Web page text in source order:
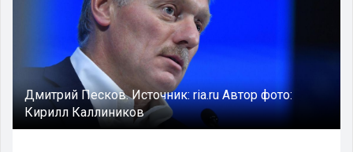
Дмитрий Песков.Источник:ria.ruАвтор фото:
Кирилл Каллиников